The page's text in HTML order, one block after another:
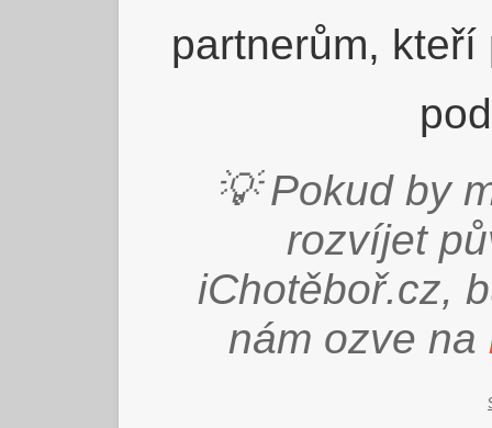
partnerům,
💡 Pokud by
rozvíjet
iChotěboř.cz,
nám ozve na